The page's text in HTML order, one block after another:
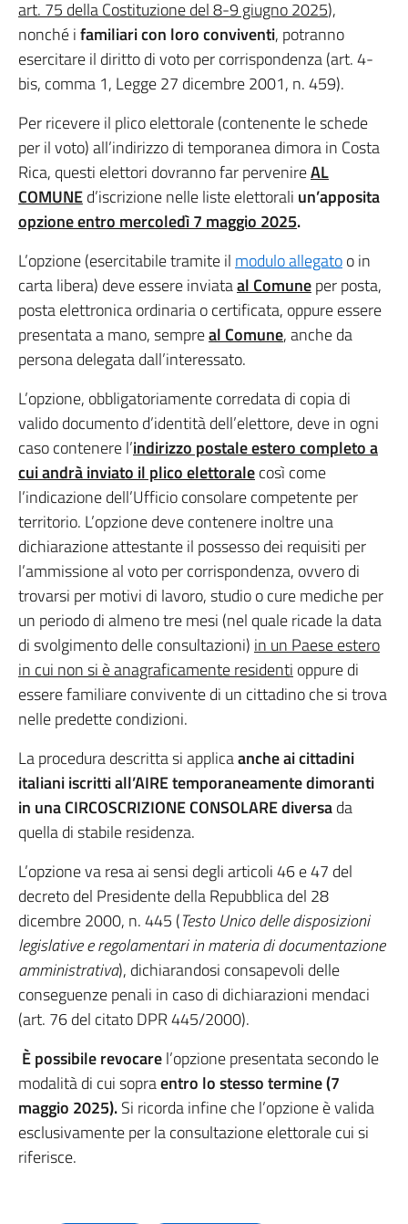
art. 75 della Costituzione del 8-9 giugno 2025),
nonché ifamiliari con loro conviventi, potranno
esercitare il diritto di voto per corrispondenza (art. 4-
bis, comma 1, Legge 27 dicembre 2001, n. 459).
Per ricevere il plico elettorale (contenente le schede
per il voto) all’indirizzo di temporanea dimora in Costa
Rica, questi elettori dovranno far pervenireAL
COMUNEd’iscrizione nelle liste elettorali un’apposita
opzione entro mercoledì 7 maggio 2025.
L’opzione (esercitabile tramite ilmodulo allegatoo in
carta libera) deve essere inviataal Comuneper posta,
posta elettronica ordinaria o certificata, oppure essere
presentata a mano, sempreal Comune, anche da
persona delegata dall’interessato.
L’opzione, obbligatoriamente corredata di copia di
valido documento d’identità dell’elettore, deve in ogni
caso contenere l’indirizzo postale estero completo a
cui andrà inviato il plico elettoralecosì come
l’indicazione dell’Ufficio consolare competente per
territorio. L’opzione deve contenere inoltre una
dichiarazione attestante il possesso dei requisiti per
l’ammissione al voto per corrispondenza, ovvero di
trovarsi per motivi di lavoro, studio o cure mediche per
un periodo di almeno tre mesi (nel quale ricade la data
di svolgimento delle consultazioni)in un Paese estero
in cui non si è anagraficamente residentioppure di
essere familiare convivente di un cittadino che si trova
nelle predette condizioni.
La procedura descritta si applicaanche ai cittadini
italiani iscritti all’AIRE temporaneamente dimoranti
in una CIRCOSCRIZIONE CONSOLAREdiversada
quella di stabile residenza.
L’opzione va resa ai sensi degli articoli 46 e 47 del
decreto del Presidente della Repubblica del 28
dicembre 2000, n. 445 (Testo Unico delle disposizioni
legislative e regolamentari in materia di documentazione
amministrativa), dichiarandosi consapevoli delle
conseguenze penali in caso di dichiarazioni mendaci
(art. 76 del citato DPR 445/2000).
È possibile revocarel’opzione presentata secondo le
modalità di cui sopraentro lo stesso termine (7
maggio 2025).Si ricorda infine che l’opzione è valida
esclusivamente per la consultazione elettorale cui si
riferisce.